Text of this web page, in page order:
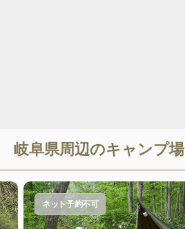
岐阜県周辺のキャンプ場
ネット予約不可